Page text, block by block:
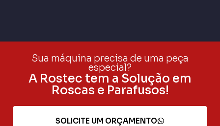
Sua máquina precisa de uma peça
especial?
A Rostec tem a Solução em
Roscas e Parafusos!
SOLICITE UM ORÇAMENTO